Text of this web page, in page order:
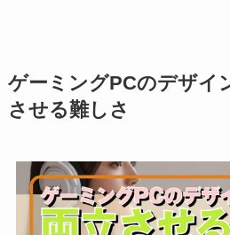
ゲーミングPCのデザイ
させる難しさ